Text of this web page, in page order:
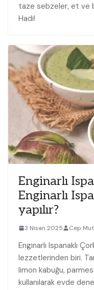
taze sebzeler, et ve
Hadi!
Enginarlı
Enginarlı
yapılır?
3 Nisan 2025 Cep
Enginarlı Ispanaklı
lezzetlerinden biri.
limon kabuğu,
kullanılarak evde